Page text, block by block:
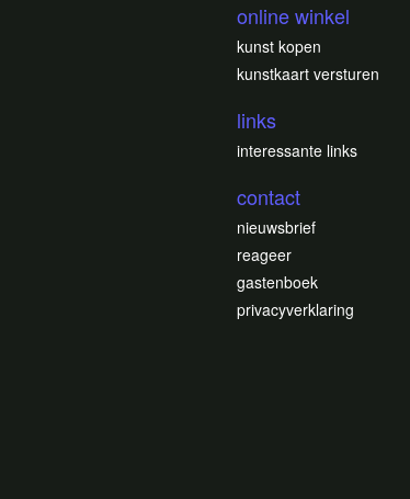
online winkel
kunst kopen
kunstkaart versturen
links
interessante links
contact
nieuwsbrief
reageer
gastenboek
privacyverklaring